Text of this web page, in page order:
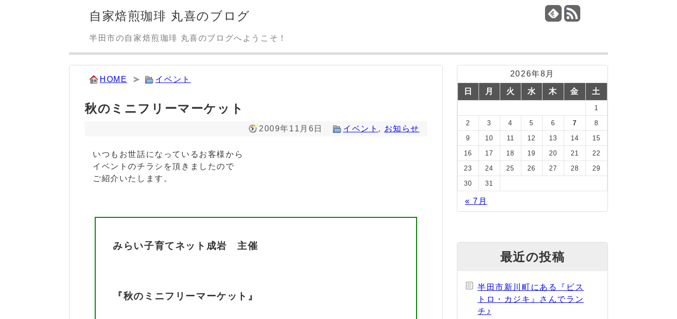
自家焙煎珈琲 丸喜のブログ
半田市の自家焙煎珈琲 丸喜のブログへようこそ！
HOME イベント
秋のミニフリーマーケット
2009年11月6日 イベント , お知らせ
いつもお世話になっているお客様から
イベントのチラシを頂きましたので
ご紹介いたします。
みらい子育てネット成岩 主催
『秋のミニフリーマーケット』
2026年8月
日 月 火 水 木 金 土
1
2
3 4 5 6 7
8
9
10 11 12 13 14
15
16
17 18 19 20 21
22
23
24 25 26 27 28
29
30
31
« 7月
最近の投稿
半田市新川町にある『ビス
トロ・カジキ』さんでラン
チ♪